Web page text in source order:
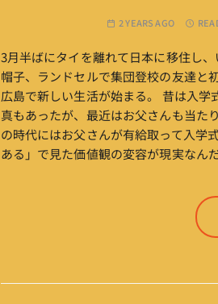
2 YEARS AGO
3月半ばにタイを離れて日本に移住し
帽子、ランドセルで集団登校の友達と
広島で新しい生活が始まる。 昔は入
真もあったが、最近はお父さんも当た
の時代にはお父さんが有給取って入学
ある」で見た価値観の変容が現実なんだ